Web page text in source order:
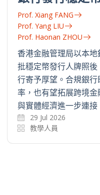
Prof. Xiang FANG
Prof. Yang LIU
Prof. Haonan ZHOU
香港金融管理局以本
批穩定幣發行人牌照
行寄予厚望。合規銀
率，也有望拓展跨境
與實體經濟進一步連接
29 Jul 2026
教學人員